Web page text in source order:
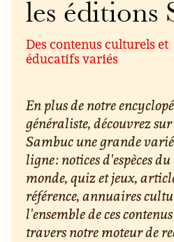
les éditions
Des contenus culturels et
éducatifs variés
En plus de notre
généraliste, découvrez
Sambuc une grande
ligne : notices d'espèces
monde, quiz et jeux,
référence, annuaires
l'ensemble de ces
travers notre moteur de